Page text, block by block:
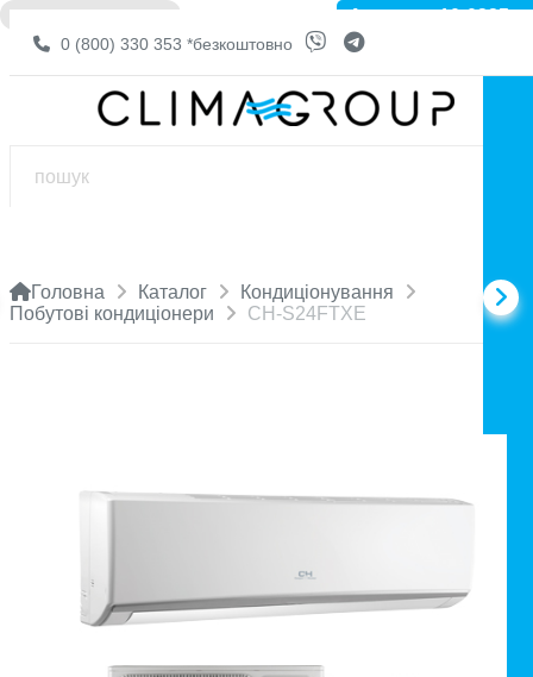
0 (800) 330 353 *безкоштовно
Головна Каталог
Кондиціонування
Побутові кондиціонери
CH-S24FTXE
Артикул: 10-0325
❌ НЕМА В НАЯВНОСТІ